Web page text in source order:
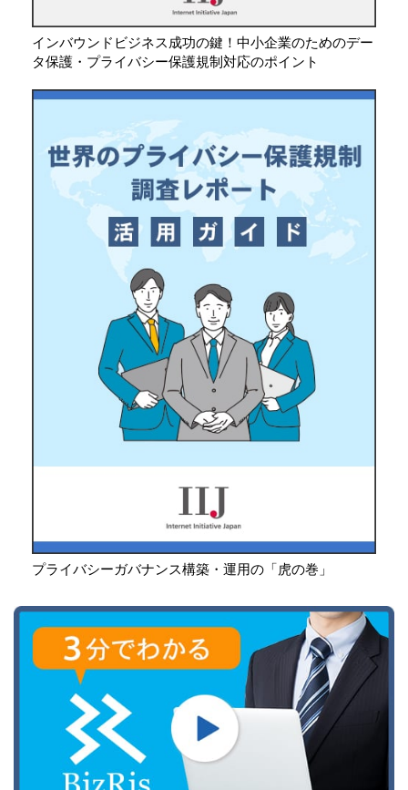
インバウンドビジネス成功の鍵！中小企業のためのデー
タ保護・プライバシー保護規制対応のポイント
プライバシーガバナンス構築・運用の「虎の巻」